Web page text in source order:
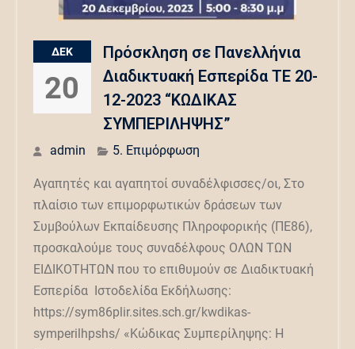
ΔΕΚ
20
Πρόσκληση σε Πανελλήνια
Διαδικτυακή Εσπερίδα ΤΕ 20-
12-2023 “ΚΩΔΙΚΑΣ
ΣΥΜΠΕΡΙΛΗΨΗΣ”
admin 5. Επιμόρφωση
Αγαπητές και αγαπητοί συναδέλφισσες/οι, Στο
πλαίσιο των επιμορφωτικών δράσεων των
Συμβούλων Εκπαίδευσης Πληροφορικής (ΠΕ86),
προσκαλούμε τους συναδέλφους ΟΛΩΝ ΤΩΝ
ΕΙΔΙΚΟΤΗΤΩΝ που το επιθυμούν σε Διαδικτυακή
Εσπερίδα Ιστοδελίδα Εκδήλωσης:
https://sym86plir.sites.sch.gr/kwdikas-
symperilhpshs/ «Κώδικας Συμπερίληψης: Η